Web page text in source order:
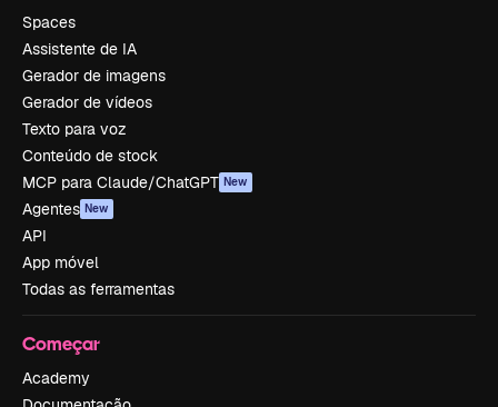
Spaces
Assistente de IA
Gerador de imagens
Gerador de vídeos
Texto para voz
Conteúdo de stock
MCP para Claude/ChatGPT New
Agentes New
API
App móvel
Todas as ferramentas
Começar
Academy